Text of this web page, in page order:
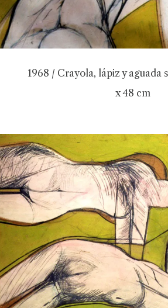
1968 / Crayola, lápiz y aguada
x 48 cm